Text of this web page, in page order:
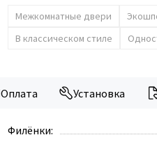
Межкомнатные двери
В классическом стиле
Оплата Установка
Филёнки: